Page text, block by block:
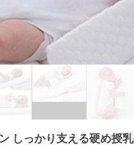
しっかり支える硬め授